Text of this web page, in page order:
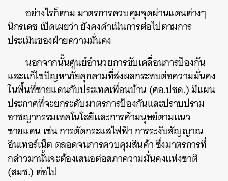
อย่างไรก็ตาม มาตรการควบคุมจุดผ่านแดนต่างๆ
นิกรเดช เปิดเผยว่า ยังคงดำเนินการต่อไปตามการ
ประเมินของฝ่ายความมั่นคง
นอกจากนั้นศูนย์อำนวยการขับเคลื่อนการป้องกัน
และแก้ไขปัญหาภัยคุกคามที่ส่งผลกระทบต่อความมั่นคง
ในพื้นที่ชายแดนกับประเทศเพื่อนบ้าน (ศอ.ปชด.) มีแผน
ประกาศที่จะยกระดับมาตรการป้องกันและปราบปราม
อาชญากรรมเทคโนโลยีและการค้ามนุษย์ตามแนว
ชายแดน เช่น การตัดกระแสไฟฟ้า การระงับสัญญาณ
อินเทอร์เน็ต ตลอดจนการควบคุมสินค้า ซึ่งมาตรการที่
กล่าวมานั้นจะต้องเสนอต่อสภาความมั่นคงแห่งชาติ
(สมช.) ต่อไป
SHARE